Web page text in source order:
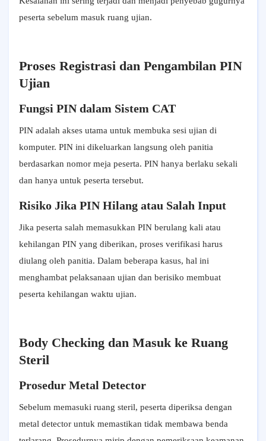
peserta sebelum masuk ruang ujian.
Proses Registrasi dan Pengambilan PIN
Ujian
Fungsi PIN dalam Sistem CAT
PIN adalah akses utama untuk membuka sesi ujian di
komputer. PIN ini dikeluarkan langsung oleh panitia
berdasarkan nomor meja peserta. PIN hanya berlaku sekali
dan hanya untuk peserta tersebut.
Risiko Jika PIN Hilang atau Salah Input
Jika peserta salah memasukkan PIN berulang kali atau
kehilangan PIN yang diberikan, proses verifikasi harus
diulang oleh panitia. Dalam beberapa kasus, hal ini
menghambat pelaksanaan ujian dan berisiko membuat
peserta kehilangan waktu ujian.
Body Checking dan Masuk ke Ruang
Steril
Prosedur Metal Detector
Sebelum memasuki ruang steril, peserta diperiksa dengan
metal detector untuk memastikan tidak membawa benda